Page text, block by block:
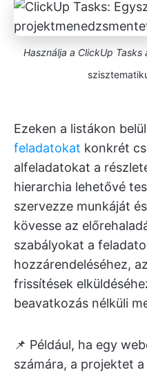
Használja a ClickUp
Ezeken a listákon
feladatokat konkrét
alfeladatokat a
hierarchia lehetővé
szervezze munkáját
kövesse az
szabályokat a
hozzárendeléséhez,
frissítések
beavatkozás nélküli
📌 Például, ha egy
számára, a projektet